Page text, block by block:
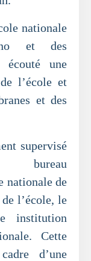
nationale
et des
écouté une
l’école et
et des
supervisé
bureau
nationale de
l’école, le
institution
Cette
d’une